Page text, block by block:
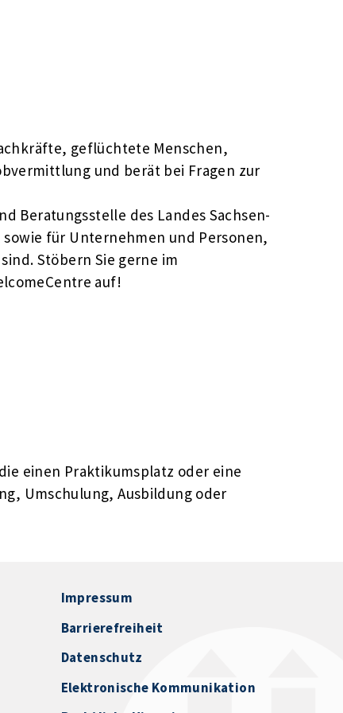
geflüchtete Menschen,
und berät bei Fragen zur
Beratungsstelle des Landes Sachsen-
für Unternehmen und Personen,
Stöbern Sie gerne im
auf!
einen Praktikumsplatz oder eine
Umschulung, Ausbildung oder
Impressum
Barrierefreiheit
Datenschutz
Elektronische Kommunikation